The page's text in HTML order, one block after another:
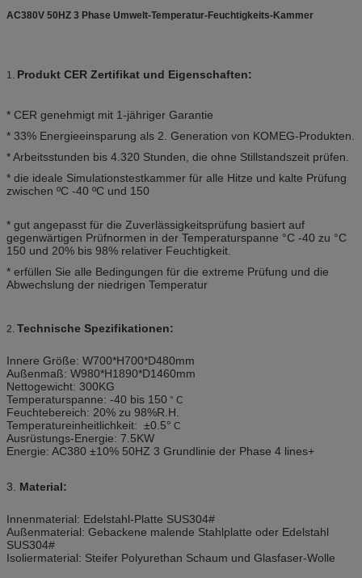
AC380V 50HZ 3 Phase Umwelt-Temperatur-Feuchtigkeits-Kammer
1. Produkt CER Zertifikat und Eigenschaften:
* CER genehmigt mit 1-jähriger Garantie
* 33% Energieeinsparung als 2. Generation von KOMEG-Produkten.
* Arbeitsstunden bis 4.320 Stunden, die ohne Stillstandszeit prüfen.
* die ideale Simulationstestkammer für alle Hitze und kalte Prüfung
zwischen ºC -40 ºC und 150
* gut angepasst für die Zuverlässigkeitsprüfung basiert auf
gegenwärtigen Prüfnormen in der Temperaturspanne °C -40 zu °C
150 und 20% bis 98% relativer Feuchtigkeit.
* erfüllen Sie alle Bedingungen für die extreme Prüfung und die
Abwechslung der niedrigen Temperatur
2. Technische Spezifikationen:
Innere Größe: W700*H700*D480mm
Außenmaß: W980*H1890*D1460mm
Nettogewicht: 300KG
Temperaturspanne: -40 bis 150 ° C
Feuchtebereich: 20% zu 98%R.H.
Temperatureinheitlichkeit: ±0.5° C
Ausrüstungs-Energie: 7.5KW
Energie: AC380 ±10% 50HZ 3 Grundlinie der Phase 4 lines+
3. Material:
Innenmaterial: Edelstahl-Platte SUS304#
Außenmaterial: Gebackene malende Stahlplatte oder Edelstahl
SUS304#
Isoliermaterial: Steifer Polyurethan Schaum und Glasfaser-Wolle